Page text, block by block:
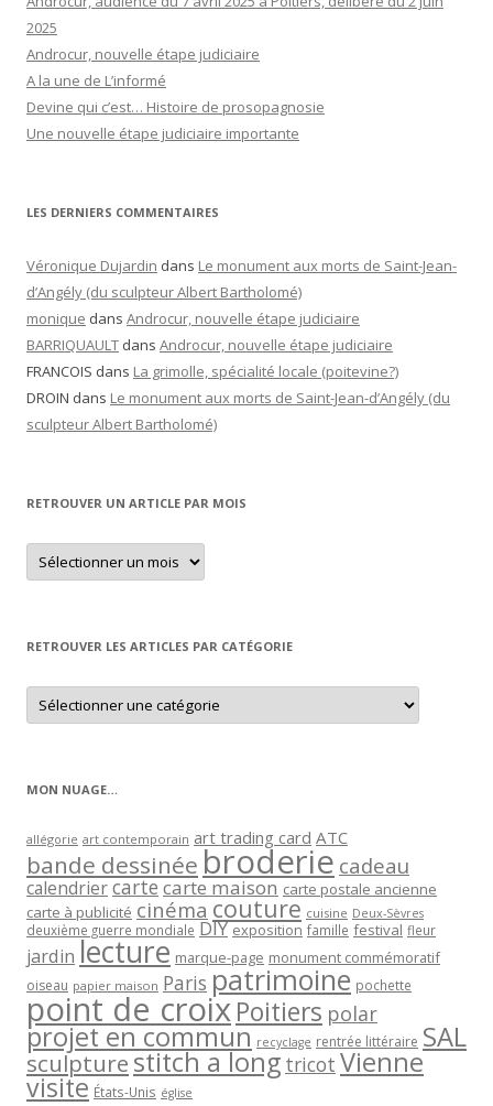
2025
Androcur, nouvelle étape judiciaire
A la une de L’informé
Devine qui c’est… Histoire de prosopagnosie
Une nouvelle étape judiciaire importante
LES DERNIERS COMMENTAIRES
Véronique Dujardin dans Le monument aux morts de Saint-Jean-
d’Angély (du sculpteur Albert Bartholomé)
monique dans Androcur, nouvelle étape judiciaire
BARRIQUAULT dans Androcur, nouvelle étape judiciaire
FRANCOIS dans La grimolle, spécialité locale (poitevine?)
DROIN dans Le monument aux morts de Saint-Jean-d’Angély (du
sculpteur Albert Bartholomé)
RETROUVER UN ARTICLE PAR MOIS
Retrouver
un
article
RETROUVER LES ARTICLES PAR CATÉGORIE
Retrouver
les
articles
MON NUAGE…
allégorie art contemporain art trading card ATC
bande dessinéebroderie cadeau
calendriercartecarte maison carte postale ancienne
carte à publicité cinéma couture cuisine Deux-Sèvres
deuxième guerre mondiale DIY exposition famille festival fleur
jardin lecture marque-page monument commémoratif
oiseau papier maison Paris patrimoine pochette
point de croixPoitiers polar
projet en commun recyclage rentrée littéraire SAL
sculpturestitch a long tricot Vienne
visite États-Unis église